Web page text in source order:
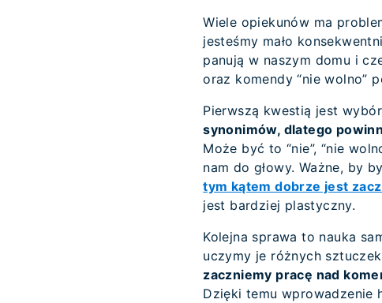
Wiele opiekunów ma
jesteśmy mało
panują w naszym domu i
oraz komendy “nie wolno”
Pierwszą kwestią jest
synonimów, dlatego
Może być to “nie”, “nie
nam do głowy. Ważne, by
tym kątem dobrze jest
jest bardziej plastyczny.
Kolejna sprawa to nauka
uczymy je różnych
zaczniemy pracę nad
Dzięki temu wprowadzenie